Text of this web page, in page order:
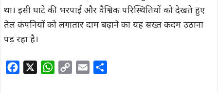
था। इसी घाटे की भरपाई और वैश्विक परिस्थितियों को देखते हुए
तेल कंपनियों को लगातार दाम बढ़ाने का यह सख्त कदम उठाना
पड़ रहा है।
W